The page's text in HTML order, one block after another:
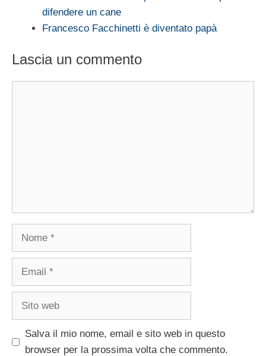
difendere un cane
Francesco Facchinetti è diventato papà
Lascia un commento
Nome
Email
Sito
Salva il mio nome, email e sito web in questo
browser per la prossima volta che commento.